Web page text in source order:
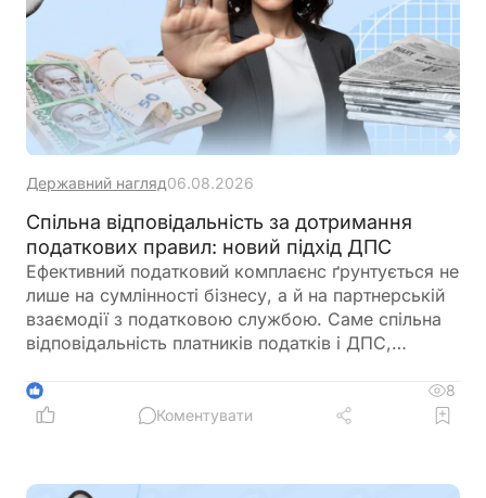
Державний нагляд06.08.2026
Спільна відповідальність за дотримання
податкових правил: новий підхід ДПС
Ефективний податковий комплаєнс ґрунтується не
лише на сумлінності бізнесу, а й на партнерській
взаємодії з податковою службою. Саме спільна
відповідальність платників податків і ДПС,
підтримка допомагають мінімізувати податкові
ризики та запобігати порушенням ще до їх
1
8
Коментувати